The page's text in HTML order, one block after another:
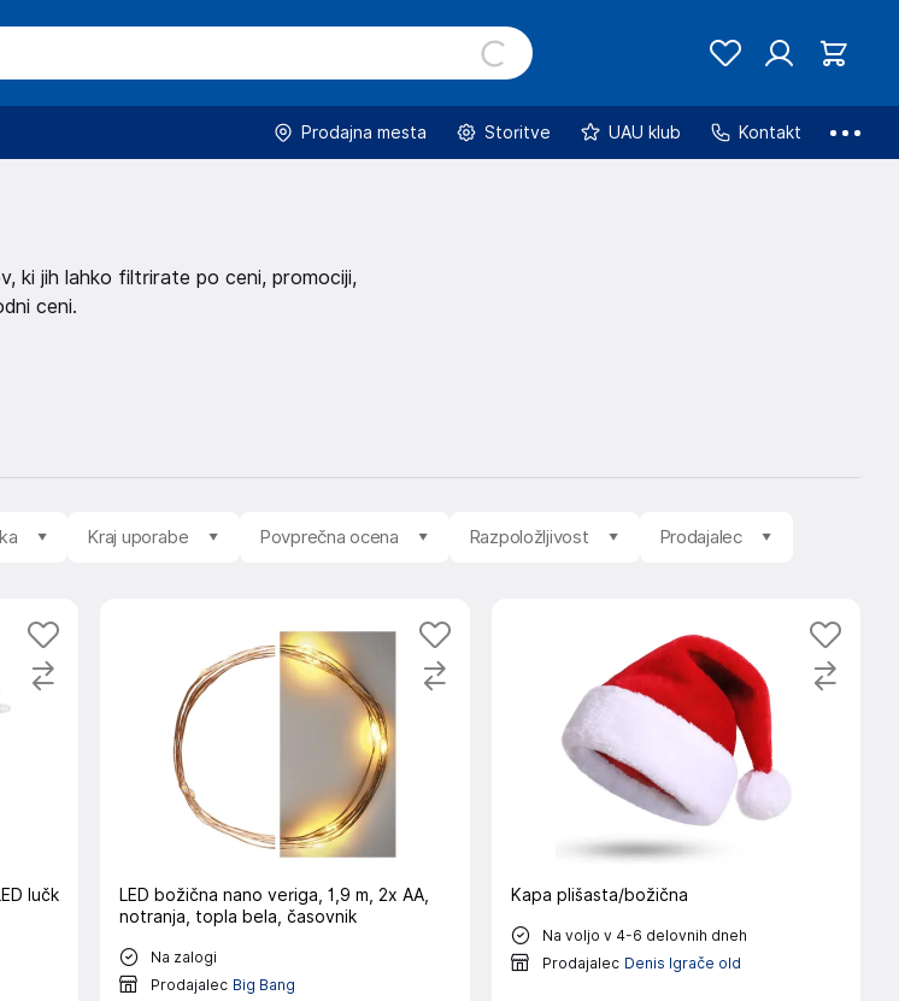
Prodajna mesta Storitve UAU klub Kontakt
ki jih lahko filtrirate po ceni, promociji,
ceni.
Kraj uporabe Povprečna ocena Razpoložljivost Prodajalec
lučk
LED božična nano veriga, 1,9 m, 2x AA,
notranja, topla bela, časovnik
Na zalogi
Prodajalec Big Bang
Kapa plišasta/božična
Na voljo v 4-6 delovnih dneh
Prodajalec Denis Igrače old